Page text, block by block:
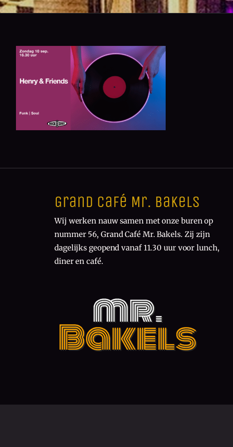
Grand Café Mr. Bakels
Wij werken nauw samen met onze buren op
nummer 56, Grand Café Mr. Bakels. Zij zijn
dagelijks geopend vanaf 11.30 uur voor lunch,
diner en café.